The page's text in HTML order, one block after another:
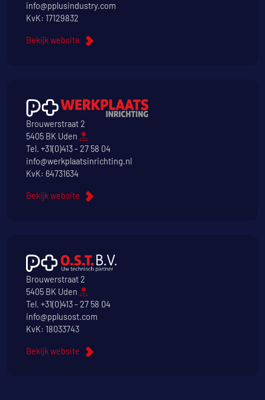
info@pplusindustry.com
KvK: 17129832
Bekijk website
Brouwerstraat 2
5405 BK Uden
Tel. +31(0)413 - 27 58 04
info@werkplaatsinrichting.nl
KvK: 64731634
Bekijk website
Brouwerstraat 2
5405 BK Uden
Tel. +31(0)413 - 27 58 04
info@pplusost.com
KvK: 18033743
Bekijk website